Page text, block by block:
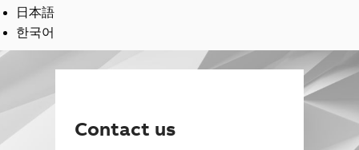
日本語
한국어
Contact us